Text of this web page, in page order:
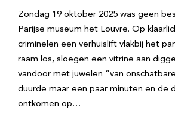
Zondag 19 oktober 2025 was geen
Parijse museum het Louvre. Op
criminelen een verhuislift vlakbij het
raam los, sloegen een vitrine aan
vandoor met juwelen “van
duurde maar een paar minuten en de
ontkomen op…